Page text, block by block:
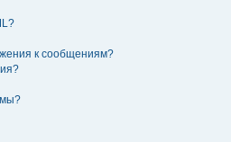
к сообщениям?